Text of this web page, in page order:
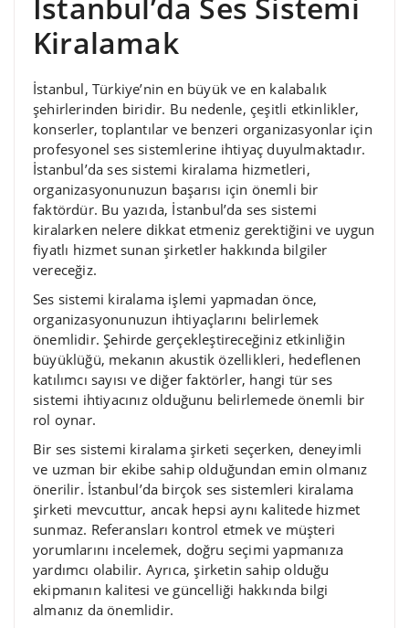
İstanbul’da Ses Sistemi
Kiralamak
İstanbul, Türkiye’nin en büyük ve en kalabalık
şehirlerinden biridir. Bu nedenle, çeşitli etkinlikler,
konserler, toplantılar ve benzeri organizasyonlar için
profesyonel ses sistemlerine ihtiyaç duyulmaktadır.
İstanbul’da ses sistemi kiralama hizmetleri,
organizasyonunuzun başarısı için önemli bir
faktördür. Bu yazıda, İstanbul’da ses sistemi
kiralarken nelere dikkat etmeniz gerektiğini ve uygun
fiyatlı hizmet sunan şirketler hakkında bilgiler
vereceğiz.
Ses sistemi kiralama işlemi yapmadan önce,
organizasyonunuzun ihtiyaçlarını belirlemek
önemlidir. Şehirde gerçekleştireceğiniz etkinliğin
büyüklüğü, mekanın akustik özellikleri, hedeflenen
katılımcı sayısı ve diğer faktörler, hangi tür ses
sistemi ihtiyacınız olduğunu belirlemede önemli bir
rol oynar.
Bir ses sistemi kiralama şirketi seçerken, deneyimli
ve uzman bir ekibe sahip olduğundan emin olmanız
önerilir. İstanbul’da birçok ses sistemleri kiralama
şirketi mevcuttur, ancak hepsi aynı kalitede hizmet
sunmaz. Referansları kontrol etmek ve müşteri
yorumlarını incelemek, doğru seçimi yapmanıza
yardımcı olabilir. Ayrıca, şirketin sahip olduğu
ekipmanın kalitesi ve güncelliği hakkında bilgi
almanız da önemlidir.